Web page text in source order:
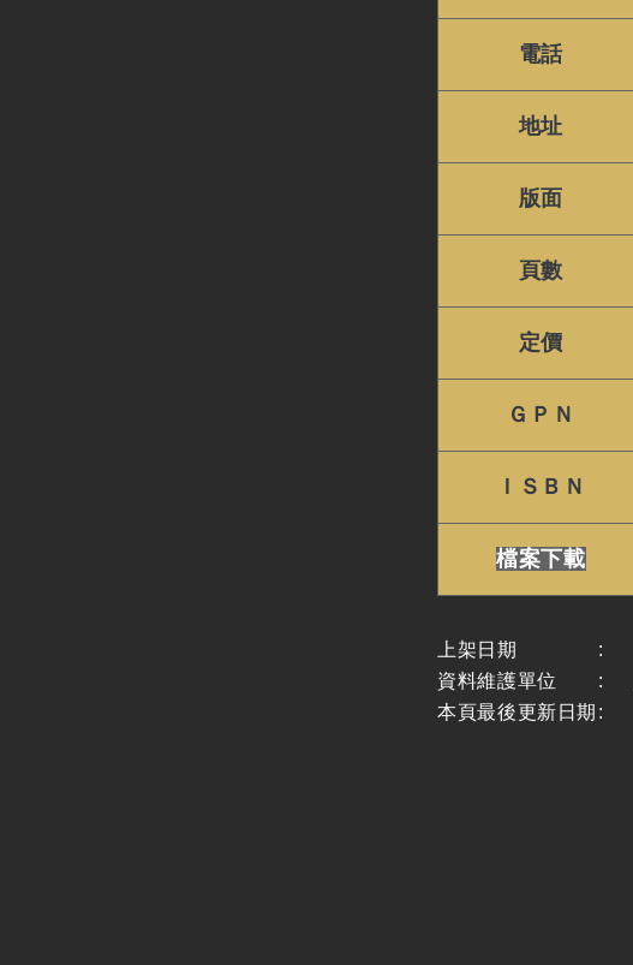
電話
地址
版面
頁數
定價
ＧＰＮ
ＩＳＢＮ
檔案下載
上架日期 :
資料維護單位
:
本頁最後更新日期 :